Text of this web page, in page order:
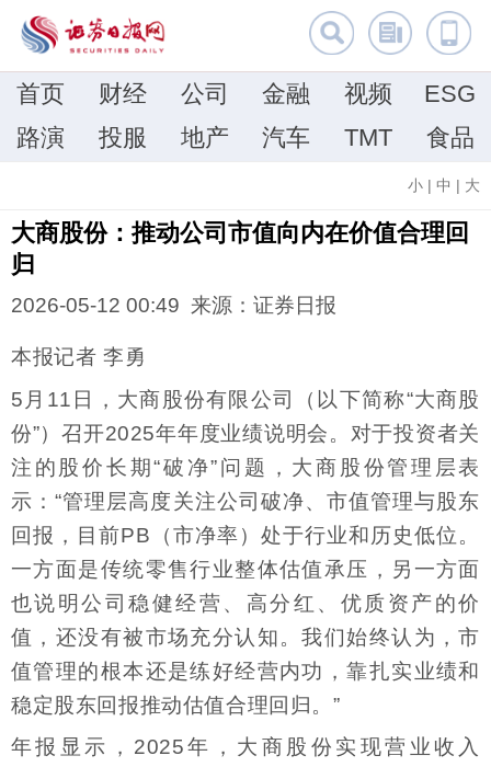
首页 财经 公司 金融 视频
ESG
路演
投服 地产 汽车 TMT 食品
小 | 中 | 大
大商股份：推动公司市值向内在价值合理回
归
2026-05-12 00:49 来源：证券日报
本报记者 李勇
5月11日，大商股份有限公司（以下简称“大商股
份”）召开2025年年度业绩说明会。对于投资者关
注的股价长期“破净”问题，大商股份管理层表
示：“管理层高度关注公司破净、市值管理与股东
回报，目前PB（市净率）处于行业和历史低位。
一方面是传统零售行业整体估值承压，另一方面
也说明公司稳健经营、高分红、优质资产的价
值，还没有被市场充分认知。我们始终认为，市
值管理的根本还是练好经营内功，靠扎实业绩和
稳定股东回报推动估值合理回归。”
年报显示，2025年，大商股份实现营业收入